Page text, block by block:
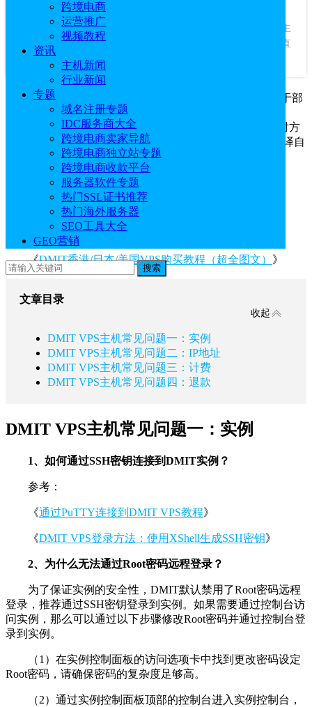
跨境电商
运营推广
视频教程
资讯
主机新闻
行业新闻
专题
域名注册专题
IDC服务商大全
跨境电商卖家导航
跨境电商独立站专题
跨境电商收款平台
服务器软件专题
热门SSL证书推荐
热门海外服务器
SEO工具大全
GEO营销
搜索
访问官网|优惠活动
服务商介绍：DMIT是成立于2017年的美国VPS云服务器商，主
要提供高性能、高品质网络的云服务器产品。目前有香港CN2直
连云服务器和美国CN2直连云服...
DMIT VPS主机虽提供了便于管理的控制面板，但对于部
分新手用户来说还是不够得心应手。本文主要介绍在使用
DMIT美国、香港或者日本VPS主机时常遇到的问题及应对方
法，包括套餐计费、扩展、IP、退款等全方位覆盖，内容译自
官方，供大家参考。
DMIT官网地址：点击直达
DMIT VPS购前必看：
DMIT优惠码/优惠券/优惠活动汇总
《DMIT香港/日本/美国VPS购买教程（超全图文） 》
文章目录
收起
DMIT VPS主机常见问题一：实例
DMIT VPS主机常见问题二：IP地址
DMIT VPS主机常见问题三：计费
DMIT VPS主机常见问题四：退款
DMIT VPS主机常见问题一：实例
1、如何通过SSH密钥连接到DMIT实例？
参考：
《通过PuTTY连接到DMIT VPS教程》
《DMIT VPS登录方法：使用XShell生成SSH密钥》
2、为什么无法通过Root密码远程登录？
为了保证实例的安全性，DMIT默认禁用了Root密码远程
登录，推荐通过SSH密钥登录到实例。如果需要通过控制台访
问实例，那么可以通过以下步骤修改Root密码并通过控制台登
录到实例。
（1）在实例控制面板的访问选项卡中找到更改密码设定
Root密码，请确保密码的复杂度足够高。
（2）通过实例控制面板顶部的控制台进入实例控制台，